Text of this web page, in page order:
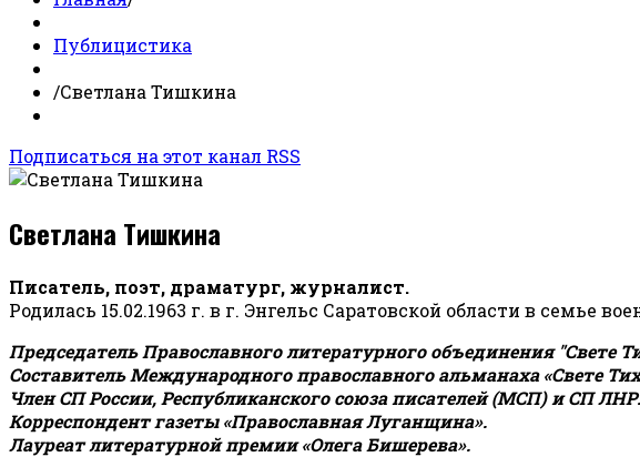
Публицистика
/Светлана Тишкина
Подписаться на этот канал RSS
Светлана Тишкина
Писатель, поэт, драматург, журналист.
Родилась 15.02.1963 г. в г. Энгельс Саратовской области в семье
Председатель Православного литературного объединения "Свете
Составитель Международного православного альманаха «Свете
Член СП России, Республиканского союза писателей (МСП) и СП ЛНР.
Корреспондент газеты «Православная Луганщина».
Лауреат литературной премии «Олега Бишерева».